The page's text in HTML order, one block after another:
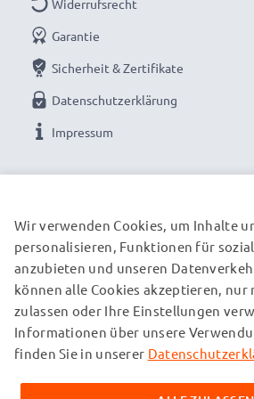
Ladestrom: 1A
Datenrate (max)
Länge des Kabels:1m
Kabelmaterial
Steckermaterial
Farbe: schwarz
Schnittstellenkabel - Mit dem USB
CELLONIC übertragen Sie Ihre
sicher und schnell.
★ 3 Jahre Garantie ★
Als internationaler Fachhändler seit
worauf es bei hochwertigen Doro
Widerrufsrecht
Garantie
Sicherheit & Zertifikate
Datenschutzerklärung
Impressum
UNSERE VERSANDPARTNER
© subtel.de 2026
Alle Preise verstehen sich inklusive
zuzüglich Versandkosten. Bitte beachten
Inhaber sind und ausschließlich zur
Wir verwenden Cookies, um Inhalte
personalisieren, Funktionen für
anzubieten und unseren
können alle Cookies akzeptieren, nur
zulassen oder Ihre Einstellungen
Informationen über unsere
finden Sie in unserer